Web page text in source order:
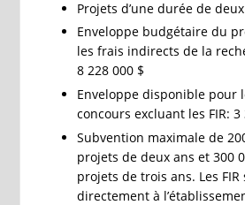
Projets d’une durée de
Enveloppe budgétaire du
les frais indirects de la
8 228 000 $
Enveloppe disponible pour
concours excluant les FIR: 3
Subvention maximale de
projets de deux ans et 300
projets de trois ans. Les FIR
directement à